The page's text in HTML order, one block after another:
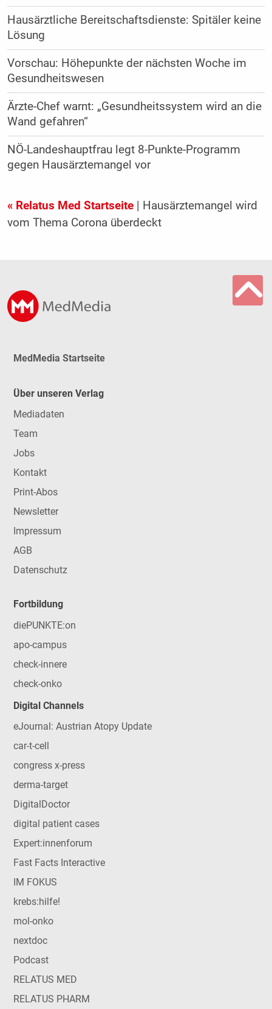
Hausärztliche Bereitschaftsdienste: Spitäler keine
Lösung
Vorschau: Höhepunkte der nächsten Woche im
Gesundheitswesen
Ärzte-Chef warnt: „Gesundheitssystem wird an die
Wand gefahren“
NÖ-Landeshauptfrau legt 8-Punkte-Programm
gegen Hausärztemangel vor
« Relatus Med Startseite| Hausärztemangel wird
vom Thema Corona überdeckt
MedMedia Startseite
Über unseren Verlag
Mediadaten
Team
Jobs
Kontakt
Print-Abos
Newsletter
Impressum
AGB
Datenschutz
Fortbildung
diePUNKTE:on
apo-campus
check-innere
check-onko
Digital Channels
eJournal: Austrian Atopy Update
car-t-cell
congress x-press
derma-target
DigitalDoctor
digital patient cases
Expert:innenforum
Fast Facts Interactive
IM FOKUS
krebs:hilfe!
mol-onko
nextdoc
Podcast
RELATUS MED
RELATUS PHARM